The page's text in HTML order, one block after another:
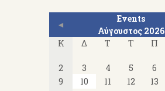
◄
Events
Αύγουστος 2026
Κ
Δ Τ Τ Π
2
3 4 5 6
9
10 11 12 13